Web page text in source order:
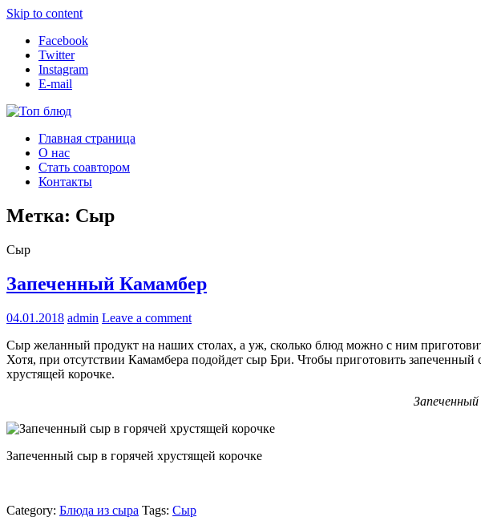
Skip to content
Facebook
Twitter
Instagram
E-mail
Топ блюд
Рецепты со всего мира
Главная страница
О нас
Стать соавтором
Контакты
Метка: Сыр
Сыр
Запеченный Камамбер
04.01.2018 admin Leave a comment
Сыр желанный продукт на наших столах, а уж, сколько блюд можно с ним
Хотя, при отсутствии Камамбера подойдет сыр Бри. Чтобы приготовить
хрустящей корочке.
Запеченный
Запеченный сыр в горячей хрустящей корочке
Category: Блюда из сыра Tags: Сыр